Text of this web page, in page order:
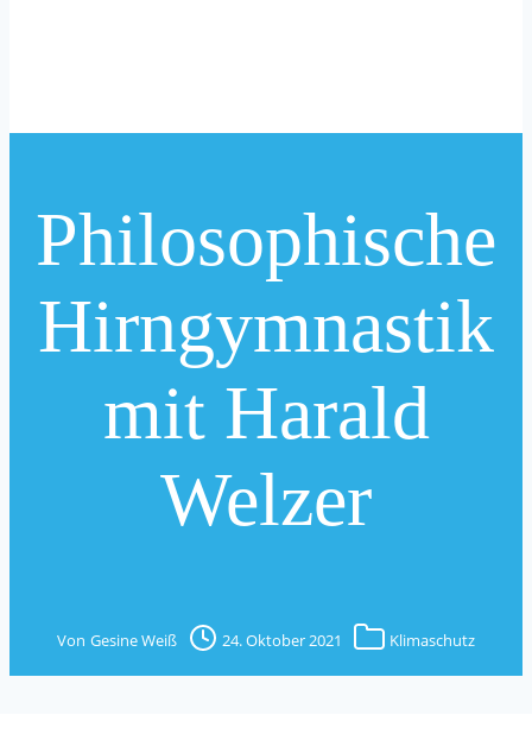
Philosophische
Hirngymnastik
mit Harald
Welzer
Von Gesine Weiß 24. Oktober 2021 Klimaschutz